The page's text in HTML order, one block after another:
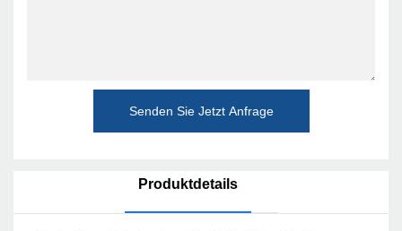
Senden Sie Jetzt Anfrage
Produktdetails